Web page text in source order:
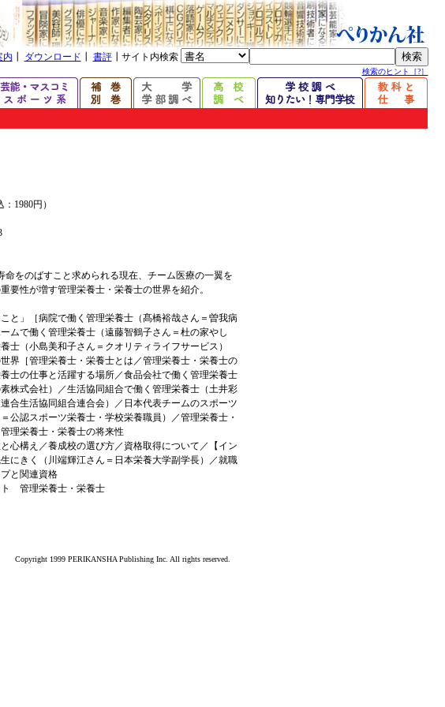
内 ダウンロード 書評┃サイト内検索
検索のヒント［?］
1980円）
命をのばすこと求められる現在、チーム医療の一翼を
要性が増す管理栄養士・栄養士の世界を紹介。
こと」［病院で働く管理栄養士（髙橋裕哉さん＝曽我病
ムで働く管理栄養士（遠藤智鶴子さん＝杜の家やし
士（小島美和子さん＝クオリティライフサービス）
界［管理栄養士・栄養士とは／管理栄養士・栄養士の
士の仕事と活躍する場所／食品会社で働く管理栄養士
素株式会社）／生活協同組合で働く管理栄養士（土井彩
合生活協同組合連合会）／日本代表チームのスポーツ
公認スポーツ栄養士・学校栄養職員）／管理栄養士・
理栄養士・栄養士の将来性
心構え／養成校の選び方／資格取得について／【イン
にきく（川端輝江さん＝日本栄養大学副学長）／就職
と関連資格
ト 管理栄養士・栄養士
Copyright 1999 PERIKANSHA Publishing Inc. All rights reserved.